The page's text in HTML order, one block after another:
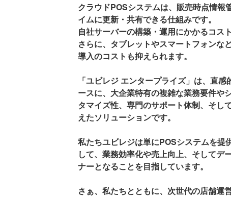
クラウドPOSシステムは、販売時点情報
イムに更新・共有できる仕組みです。
自社サーバーの構築・運用にかかるコス
さらに、タブレットやスマートフォンな
導入のコストも抑えられます。
「ユビレジ エンタープライズ」は、直
ースに、大企業特有の複雑な業務要件や
タマイズ性、専門のサポート体制、そし
えたソリューションです。
私たちユビレジは単にPOSシステムを提
して、業務効率化や売上向上、そしてデ
ナーとなることを目指しています。
さぁ、私たちとともに、次世代の店舗運